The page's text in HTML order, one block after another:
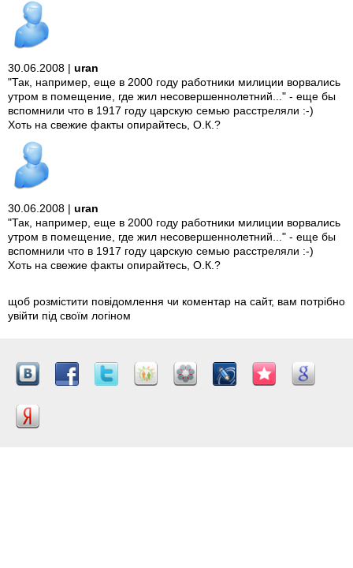
30.06.2008 | uran
"Так, например, еще в 2000 году работники милиции ворвались
утром в помещение, где жил несовершеннолетний..." - еще бы
вспомнили что в 1917 году царскую семью расстреляли :-)
Хоть на свежие факты опирайтесь, О.К.?
30.06.2008 | uran
"Так, например, еще в 2000 году работники милиции ворвались
утром в помещение, где жил несовершеннолетний..." - еще бы
вспомнили что в 1917 году царскую семью расстреляли :-)
Хоть на свежие факты опирайтесь, О.К.?
щоб розмістити повідомлення чи коментар на сайт, вам потрібно
увійти під своїм логіном